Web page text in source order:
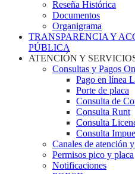
Reseña Histórica
Documentos
Organigrama
TRANSPARENCIA Y
PÚBLICA
ATENCIÓN Y
Consultas y Pagos
Pago en línea
Porte de placa
Consulta de
Consulta Runt
Consulta
Consulta
Canales de atención
Permisos pico y placa
Notificaciones